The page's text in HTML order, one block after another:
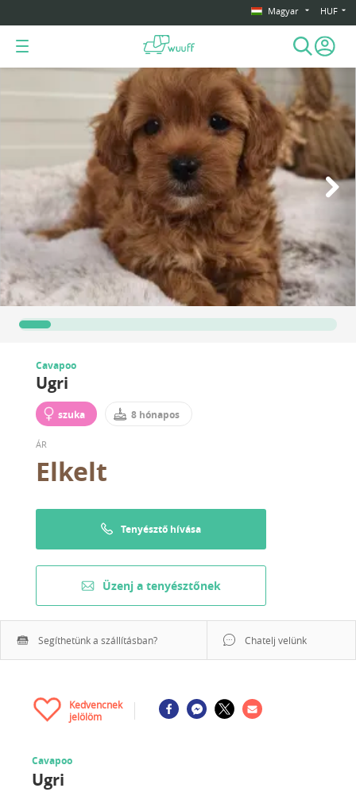
Magyar HUF
Cavapoo
Ugri
szuka 8 hónapos
ÁR
Elkelt
Tenyésztő hívása
Üzenj a tenyésztőnek
Segíthetünk a szállításban? Chatelj velünk
Kedvencnek
jelölöm
Cavapoo
Ugri